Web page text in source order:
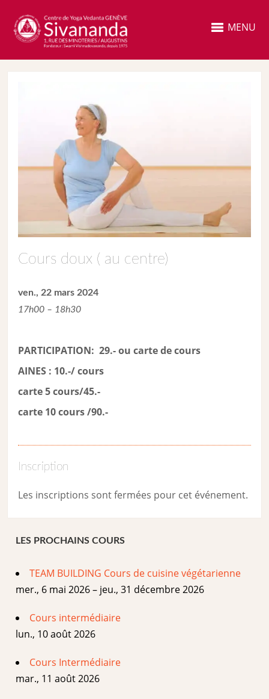
MENU
Cours doux ( au centre)
ven., 22 mars 2024
17h00 – 18h30
PARTICIPATION: 29.- ou carte de cours
AINES : 10.-/ cours
carte 5 cours/45.-
carte 10 cours /90.-
Inscription
Les inscriptions sont fermées pour cet événement.
LES PROCHAINS COURS
TEAM BUILDING Cours de cuisine végétarienne
mer., 6 mai 2026 – jeu., 31 décembre 2026
Cours intermédiaire
lun., 10 août 2026
Cours Intermédiaire
mar., 11 août 2026